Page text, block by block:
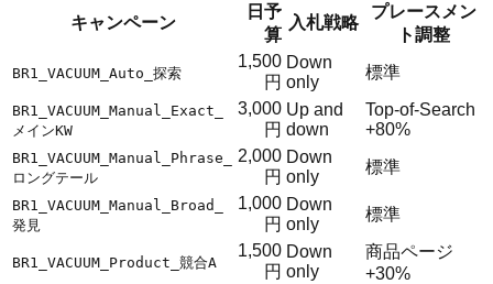
キャンペーン
日予
算
入札戦略
プレースメン
ト調整
BR1_VACUUM_Auto_探索
1,500
円
Down
only
標準
BR1_VACUUM_Manual_Exact_
メインKW
3,000
円
Up and
down
Top-of-Search
+80%
BR1_VACUUM_Manual_Phrase_
ロングテール
2,000
円
Down
only
標準
BR1_VACUUM_Manual_Broad_
発見
1,000
円
Down
only
標準
BR1_VACUUM_Product_競合A
1,500
円
Down
only
商品ページ
+30%